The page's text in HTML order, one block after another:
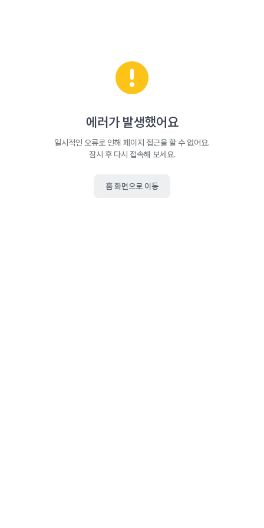
에러가 발생했어요
일시적인 오류로 인해 페이지 접근을 할 수 없어요.
잠시 후 다시 접속해 보세요.
홈 화면으로 이동